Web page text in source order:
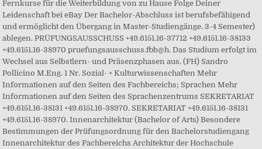
Fernkurse für die Weiterbildung von zu Hause Folge Deiner
Leidenschaft bei eBay Der Bachelor-Abschluss ist berufsbefähigend
und ermöglicht den Übergang in Master-Studiengänge. 3-4 Semester)
ablegen. PRÜFUNGSAUSSCHUSS +49.6151.16-37712 +49.6151.16-38133
+49.6151.16-38970 pruefungsausschuss.fbb@h. Das Studium erfolgt im
Wechsel aus Selbstlern- und Präsenzphasen aus. (FH) Sandro
Pollicino M.Eng. 1 Nr. Sozial- + Kulturwissenschaften Mehr
Informationen auf den Seiten des Fachbereichs; Sprachen Mehr
Informationen auf den Seiten des Sprachenzentrums SEKRETARIAT
+49.6151.16-38131 +49.6151.16-38970. SEKRETARIAT +49.6151.16-38131
+49.6151.16-38970. Innenarchitektur (Bachelor of Arts) Besondere
Bestimmungen der Prüfungsordnung für den Bachelorstudiengang
Innenarchitektur des Fachbereichs Architektur der Hochschule